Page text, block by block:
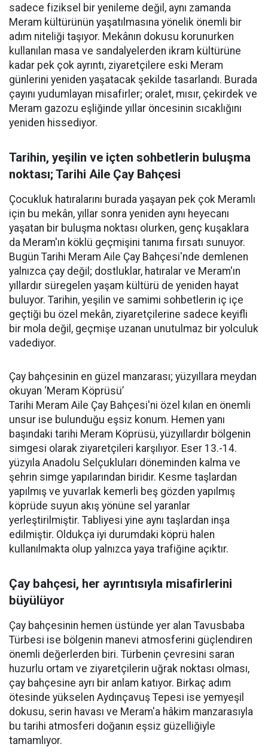
sadece fiziksel bir yenileme değil, aynı zamanda
Meram kültürünün yaşatılmasına yönelik önemli bir
adım niteliği taşıyor. Mekânın dokusu korunurken
kullanılan masa ve sandalyelerden ikram kültürüne
kadar pek çok ayrıntı, ziyaretçilere eski Meram
günlerini yeniden yaşatacak şekilde tasarlandı. Burada
çayını yudumlayan misafirler; oralet, mısır, çekirdek ve
Meram gazozu eşliğinde yıllar öncesinin sıcaklığını
yeniden hissediyor.
Tarihin, yeşilin ve içten sohbetlerin buluşma
noktası; Tarihi Aile Çay Bahçesi
Çocukluk hatıralarını burada yaşayan pek çok Meramlı
için bu mekân, yıllar sonra yeniden aynı heyecanı
yaşatan bir buluşma noktası olurken, genç kuşaklara
da Meram'ın köklü geçmişini tanıma fırsatı sunuyor.
Bugün Tarihi Meram Aile Çay Bahçesi'nde demlenen
yalnızca çay değil; dostluklar, hatıralar ve Meram'ın
yıllardır süregelen yaşam kültürü de yeniden hayat
buluyor. Tarihin, yeşilin ve samimi sohbetlerin iç içe
geçtiği bu özel mekân, ziyaretçilerine sadece keyifli
bir mola değil, geçmişe uzanan unutulmaz bir yolculuk
vadediyor.
Çay bahçesinin en güzel manzarası; yüzyıllara meydan
okuyan ‘Meram Köprüsü’
Tarihi Meram Aile Çay Bahçesi'ni özel kılan en önemli
unsur ise bulunduğu eşsiz konum. Hemen yanı
başındaki tarihi Meram Köprüsü, yüzyıllardır bölgenin
simgesi olarak ziyaretçileri karşılıyor. Eser 13.-14.
yüzyıla Anadolu Selçukluları döneminden kalma ve
şehrin simge yapılarından biridir. Kesme taşlardan
yapılmış ve yuvarlak kemerli beş gözden yapılmış
köprüde suyun akış yönüne sel yaranlar
yerleştirilmiştir. Tabliyesi yine aynı taşlardan inşa
edilmiştir. Oldukça iyi durumdaki köprü halen
kullanılmakta olup yalnızca yaya trafiğine açıktır.
Çay bahçesi, her ayrıntısıyla misafirlerini
büyülüyor
Çay bahçesinin hemen üstünde yer alan Tavusbaba
Türbesi ise bölgenin manevi atmosferini güçlendiren
önemli değerlerden biri. Türbenin çevresini saran
huzurlu ortam ve ziyaretçilerin uğrak noktası olması,
çay bahçesine ayrı bir anlam katıyor. Birkaç adım
ötesinde yükselen Aydınçavuş Tepesi ise yemyeşil
dokusu, serin havası ve Meram'a hâkim manzarasıyla
bu tarihi atmosferi doğanın eşsiz güzelliğiyle
tamamlıyor.